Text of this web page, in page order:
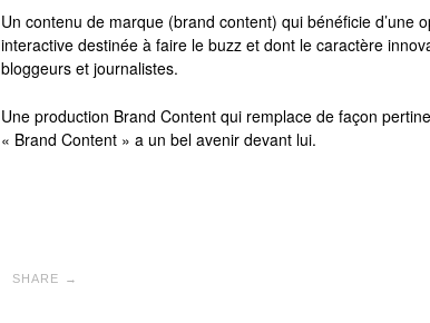
Un contenu de marque (brand content) qui bénéficie d’une
interactive destinée à faire le buzz et dont le caractère
bloggeurs et journalistes.
Une production Brand Content qui remplace de façon
« Brand Content » a un bel avenir devant lui.
SHARE →